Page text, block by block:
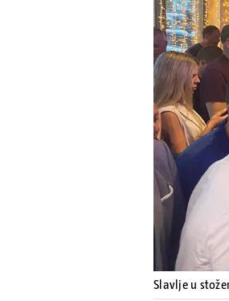
Slavlje u